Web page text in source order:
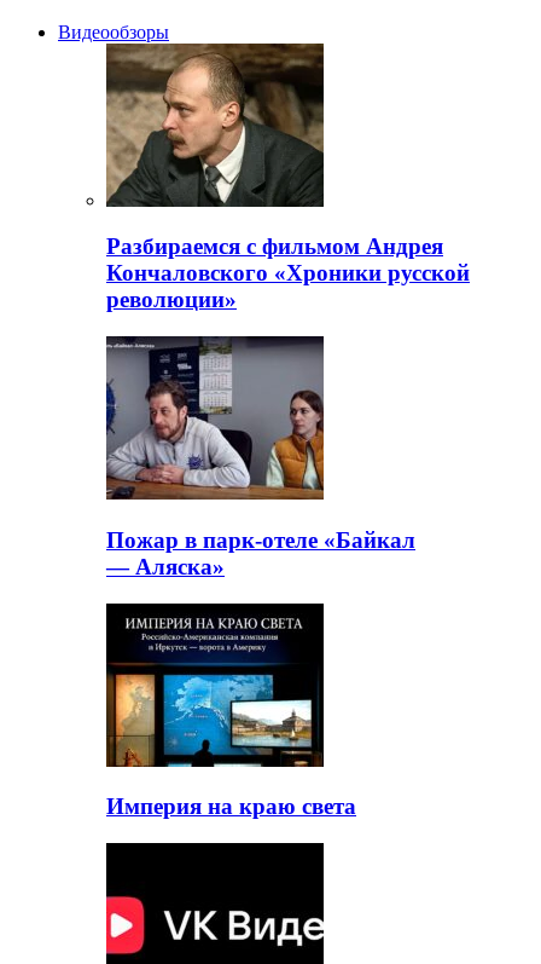
Видеообзоры
Разбираемся с фильмом Андрея
Кончаловского «Хроники русской
революции»
Пожар в парк-отеле «Байкал
— Аляска»
Империя на краю света